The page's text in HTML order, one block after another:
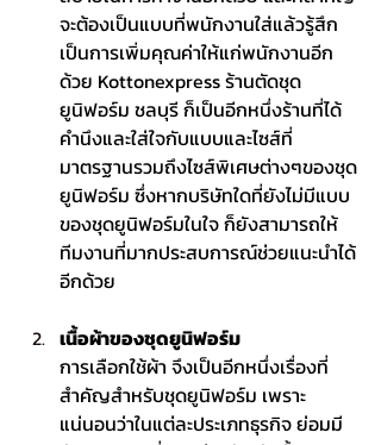
จะต้องเป็นแบบที่พนักงานใส่แล้วรู้สึก
เป็นการเพิ่มคุณค่าให้แก่พนักงานอีก
ด้วย Kottonexpress ร้านตัดชุด
ยูนิฟอร์ม ชลบุรี ก็เป็นอีกหนึ่งร้านที่ได้
คำนึงและใส่ใจกับแบบและไซส์ที่
มาตรฐานรวมถึงไซส์พิเศษต่างๆของชุด
ยูนิฟอร์ม ซึ่งหากบริษัทใดที่ยังไม่มีแบบ
ของชุดยูนิฟอร์มในใจ ก็ยังสามารถให้
ทีมงานที่มากประสบการณ์ช่วยแนะนำได้
อีกด้วย
เนื้อผ้าของชุดยูนิฟอร์ม
การเลือกใช้ผ้า จึงเป็นอีกหนึ่งเรื่องที่
สำคัญสำหรับชุดยูนิฟอร์ม เพราะ
แน่นอนว่าในแต่ละประเภทธุรกิจ ย่อมมี